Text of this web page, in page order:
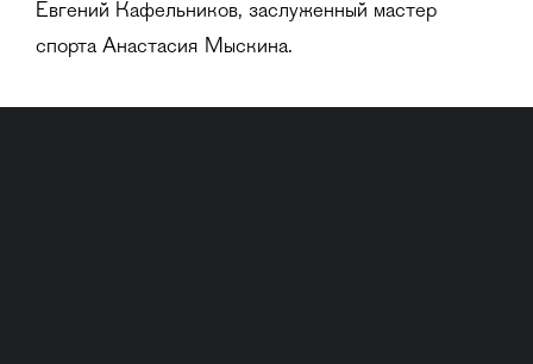
Евгений Кафельников, заслуженный мастер
спорта Анастасия Мыскина.